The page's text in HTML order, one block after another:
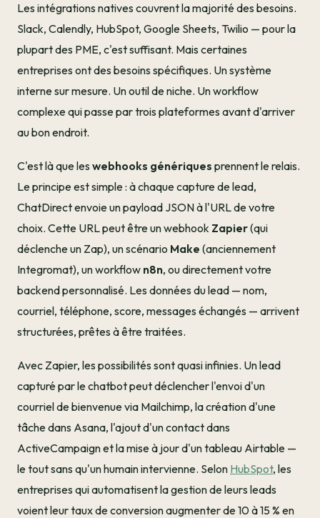
Les intégrations natives couvrent la majorité des besoins.
Slack, Calendly, HubSpot, Google Sheets, Twilio — pour la
plupart des PME, c'est suffisant. Mais certaines
entreprises ont des besoins spécifiques. Un système
interne sur mesure. Un outil de niche. Un workflow
complexe qui passe par trois plateformes avant d'arriver
au bon endroit.
C'est là que les webhooks génériques prennent le relais.
Le principe est simple : à chaque capture de lead,
ChatDirect envoie un payload JSON à l'URL de votre
choix. Cette URL peut être un webhook Zapier(qui
déclenche un Zap), un scénario Make (anciennement
Integromat), un workflow n8n, ou directement votre
backend personnalisé. Les données du lead — nom,
courriel, téléphone, score, messages échangés — arrivent
structurées, prêtes à être traitées.
Avec Zapier, les possibilités sont quasi infinies. Un lead
capturé par le chatbot peut déclencher l'envoi d'un
courriel de bienvenue via Mailchimp, la création d'une
tâche dans Asana, l'ajout d'un contact dans
ActiveCampaign et la mise à jour d'un tableau Airtable —
le tout sans qu'un humain intervienne. Selon HubSpot, les
entreprises qui automatisent la gestion de leurs leads
voient leur taux de conversion augmenter de 10 à 15 % en